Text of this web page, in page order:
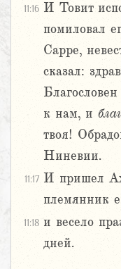
11:16 И Товит
помиловал
Сарре,
сказал:
к нам, и
твоя!
Ниневии.
11:17 И пришел
племянник
11:18 и весело
дней.